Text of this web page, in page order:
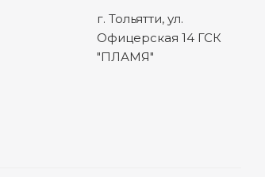
г. Тольятти, ул.
Офицерская 14 ГСК
"ПЛАМЯ"